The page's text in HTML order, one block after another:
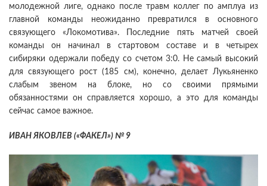
молодежной лиге, однако после травм коллег по амплуа из
главной команды неожиданно превратился в основного
связующего «Локомотива». Последние пять матчей своей
команды он начинал в стартовом составе и в четырех
сибиряки одержали победу со счетом 3:0. Не самый высокий
для связующего рост (185 см), конечно, делает Лукьяненко
слабым звеном на блоке, но со своими прямыми
обязанностями он справляется хорошо, а это для команды
сейчас самое важное.
ИВАН ЯКОВЛЕВ («ФАКЕЛ») № 9